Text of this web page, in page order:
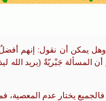
وهل يمكن أن نقول: إنهم
المسألة جَبْريّةٌ (يريد الله
يختار عدم المعصية،